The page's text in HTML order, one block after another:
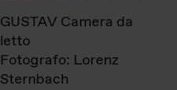
GUSTAV Camera da
letto
Fotografo: Lorenz
Sternbach